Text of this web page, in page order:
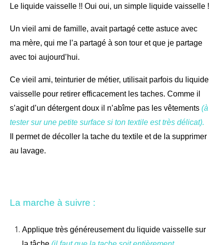
Le liquide vaisselle !! Oui oui, un simple liquide vaisselle !
Un vieil ami de famille, avait partagé cette astuce avec
ma mère, qui me l’a partagé à son tour et que je partage
avec toi aujourd’hui.
Ce vieil ami, teinturier de métier, utilisait parfois du liquide
vaisselle pour retirer efficacement les taches. Comme il
s’agit d’un détergent doux il n’abîme pas les vêtements (à
tester sur une petite surface si ton textile est très délicat).
Il permet de décoller la tache du textile et de la supprimer
au lavage.
La marche à suivre :
Applique très généreusement du liquide vaisselle sur